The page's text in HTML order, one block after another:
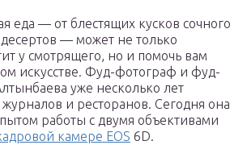
еда — от блестящих кусков сочного
— может не только
у смотрящего, но и помочь вам
искусстве. Фуд-фотограф и фуд-
уже несколько лет
и ресторанов. Сегодня она
работы с двумя объективами
камере EOS 6D.